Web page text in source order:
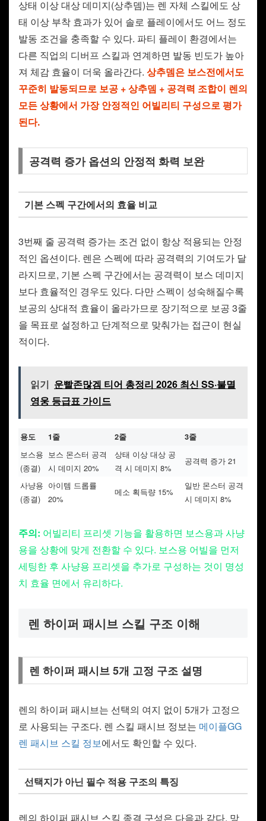
상태 이상 대상 데미지(상추뎀)는 렌 자체 스킬에도 상
태 이상 부착 효과가 있어 솔로 플레이에서도 어느 정도
발동 조건을 충족할 수 있다. 파티 플레이 환경에서는
다른 직업의 디버프 스킬과 연계하면 발동 빈도가 높아
져 체감 효율이 더욱 올라간다. 상추뎀은 보스전에서도
꾸준히 발동되므로 보공 + 상추뎀 + 공격력 조합이 렌의
모든 상황에서 가장 안정적인 어빌리티 구성으로 평가
된다.
공격력 증가 옵션의 안정적 화력 보완
기본 스펙 구간에서의 효율 비교
3번째 줄 공격력 증가는 조건 없이 항상 적용되는 안정
적인 옵션이다. 렌은 스펙에 따라 공격력의 기여도가 달
라지므로, 기본 스펙 구간에서는 공격력이 보스 데미지
보다 효율적인 경우도 있다. 다만 스펙이 성숙해질수록
보공의 상대적 효율이 올라가므로 장기적으로 보공 3줄
을 목표로 설정하고 단계적으로 맞춰가는 접근이 현실
적이다.
읽기 운빨존많겜 티어 총정리 2026 최신 SS·불멸
영웅 등급표 가이드
용도 1줄 2줄 3줄
보스용
(종결)
보스 몬스터 공격
시 데미지 20%
상태 이상 대상 공
격 시 데미지 8%
공격력 증가 21
사냥용
(종결)
아이템 드롭률
20%
메소 획득량 15%
일반 몬스터 공격
시 데미지 8%
주의: 어빌리티 프리셋 기능을 활용하면 보스용과 사냥
용을 상황에 맞게 전환할 수 있다. 보스용 어빌을 먼저
세팅한 후 사냥용 프리셋을 추가로 구성하는 것이 명성
치 효율 면에서 유리하다.
렌 하이퍼 패시브 스킬 구조 이해
렌 하이퍼 패시브 5개 고정 구조 설명
렌의 하이퍼 패시브는 선택의 여지 없이 5개가 고정으
로 사용되는 구조다. 렌 스킬 패시브 정보는 메이플GG
렌 패시브 스킬 정보에서도 확인할 수 있다.
선택지가 아닌 필수 적용 구조의 특징
렌의 하이퍼 패시브 스킬 종결 구성은 다음과 같다. 망